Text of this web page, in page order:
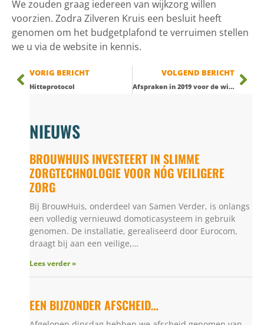
We zouden graag iedereen van wijkzorg willen
voorzien. Zodra Zilveren Kruis een besluit heeft
genomen om het budgetplafond te verruimen stellen
we u via de website in kennis.
VORIG BERICHT
Hitteprotocol
VOLGEND BERICHT
Afspraken in 2019 voor de wijkverpleging en eerstelijns verblijf
NIEUWS
BROUWHUIS INVESTEERT IN SLIMME
ZORGTECHNOLOGIE VOOR NÓG VEILIGERE
ZORG
Bij BrouwHuis, onderdeel van Samen Verder, is onlangs
een volledig vernieuwd domoticasysteem in gebruik
genomen. De installatie, gerealiseerd door Eurocom,
draagt bij aan een veilige,…
Lees verder »
EEN BIJZONDER AFSCHEID…